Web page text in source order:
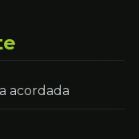
acordada